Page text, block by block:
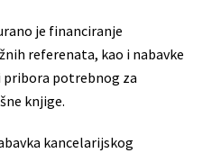
je financiranje
referenata, kao i nabavke
potrebnog za
knjige.
kancelarijskog